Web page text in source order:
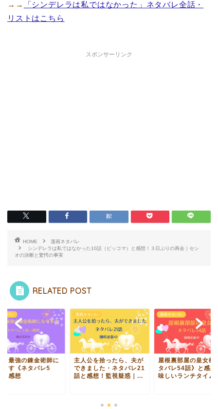
→→
「シンデレラは私ではなかった」ネタバレ全話・
リストはこちら
スポンサーリンク
HOME
漫画ネタバレ
シンデレラは私ではなかった10話（ピッコマ）と感想！３日ぶりの再会｜セシ
オの決断と驚愕の事実
RELATED POST
タバレ
、最強の錬金術師に
ます《ネタバレ5
と感想
漫画ネタバレ
主人公を拾ったら、夫が
できました・ネタバレ21
話と感想！監視疑惑｜...
漫画ネタバレ
屋根裏部屋の皇女様
タバレ54話》と感想
味しいランチタイム